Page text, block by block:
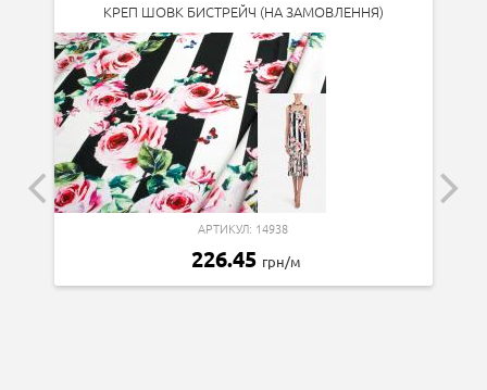
КРЕП ШОВК БИСТРЕЙЧ (НА ЗАМОВЛЕННЯ)
АРТИКУЛ: 14938
226.45 грн/м